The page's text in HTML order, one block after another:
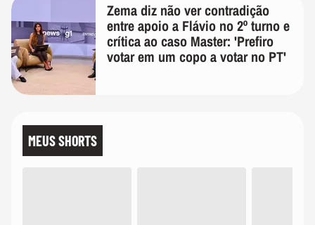
Zema diz não ver contradição
entre apoio a Flávio no 2º turno e
crítica ao caso Master: 'Prefiro
votar em um copo a votar no PT'
MEUS SHORTS